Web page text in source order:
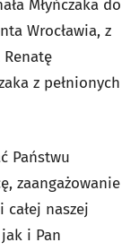
Młyńczaka do
Wrocławia, z
z pełnionych
Państwu
zaangażowanie
całej naszej
i Pan